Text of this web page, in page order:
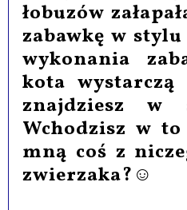
łobuzów
zabawkę w
wykonania
kota
znajdziesz w
Wchodzisz w
mną coś z
zwierzaka?☺